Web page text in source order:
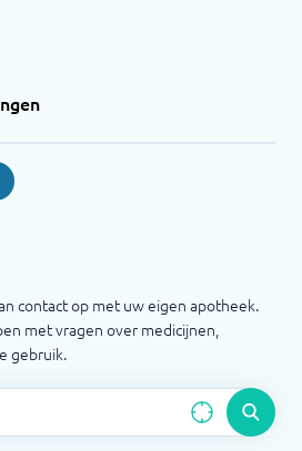
contact op met uw eigen apotheek.
met vragen over medicijnen,
gebruik.